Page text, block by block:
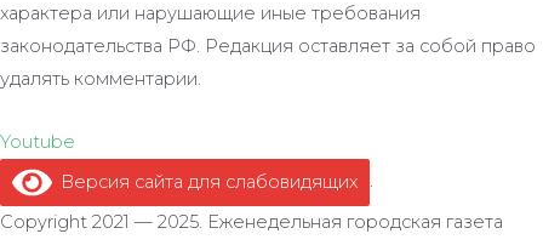
характера или нарушающие иные требования
законодательства РФ. Редакция оставляет за собой право
удалять комментарии.
Youtube
Версия сайта для слабовидящих
.
Copyright 2021 — 2025. Еженедельная городская газета